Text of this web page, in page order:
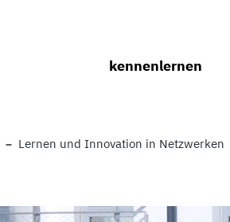
kennenlernen
Lernen und Innovation in Netzwerken